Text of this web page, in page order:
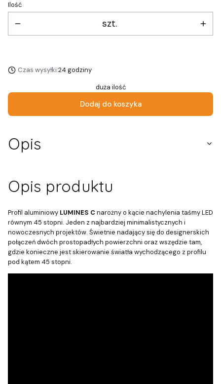
Ilość
szt.
Czas wysyłki:24 godziny
duża ilość
Dodaj do koszyka
Opis
Opis produktu
Profil aluminiowy LUMINES Cnarożny o kącie nachylenia taśmy LED
równym 45 stopni. Jeden z najbardziej minimalistycznych i
nowoczesnych projektów. Świetnie nadający się do designerskich
połączeń dwóch prostopadłych powierzchni oraz wszędzie tam,
gdzie konieczne jest skierowanie światła wychodzącego z profilu
pod kątem 45 stopni.